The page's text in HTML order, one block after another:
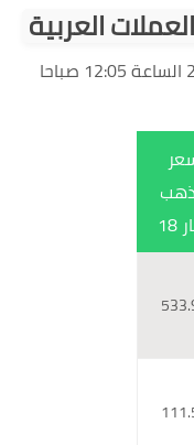
العربية
أخر تحديث بتاريخ | الثلاثاء 18 يوليو 2017 الساعة 12:05 صباحا